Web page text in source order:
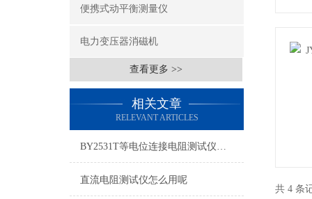
便携式动平衡测量仪
电力变压器消磁机
查看更多 >>
相关文章
RELEVANT ARTICLES
BY2531T等电位连接电阻测试仪操作指南
直流电阻测试仪怎么用呢
共 4 条